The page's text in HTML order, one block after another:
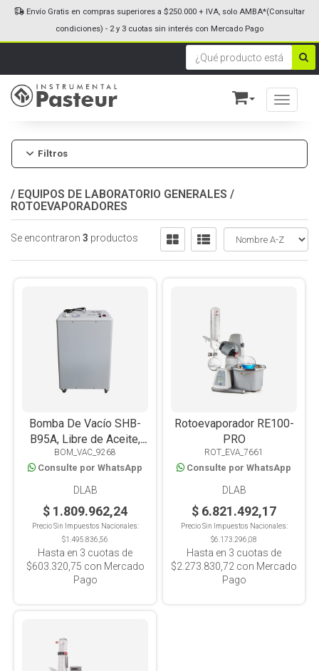
Toggle
Envío Gratis en compras superiores a $250.000 + IVA, solo AMBA*(Consultar
condiciones) - 2 y 3 cuotas sin interés con Mercado Pago
Filtros
/ EQUIPOS DE LABORATORIO GENERALES /
ROTOEVAPORADORES
Se encontraron 3 productos
Bomba De Vacío SHB-
B95A, Libre de Aceite,
Para Rotoevaporador
RE200-PRO
BOM_VAC_9268
Consulte por WhatsApp
DLAB
$ 1.809.962,24
Precio Sin Impuestos Nacionales:
$1.495.836,56
Hasta en 3 cuotas de
$603.320,75 con Mercado
Pago
Rotoevaporador RE100-
PRO
ROT_EVA_7661
Consulte por WhatsApp
DLAB
$ 6.821.492,17
Precio Sin Impuestos Nacionales:
$6.173.296,08
Hasta en 3 cuotas de
$2.273.830,72 con Mercado
Pago